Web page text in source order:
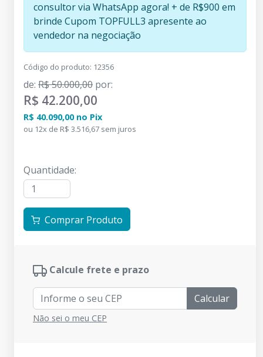
consultor via WhatsApp agora! + de R$900 em
brinde Cupom TOPFULL3 apresente ao
vendedor na negociação
Código do produto: 12356
de: R$ 50.000,00 por:
R$ 42.200,00
R$ 40.090,00 no Pix
ou 12x de R$ 3.516,67 sem juros
Quantidade:
Comprar Produto
Calcule frete e prazo
Calcular
Não sei o meu CEP